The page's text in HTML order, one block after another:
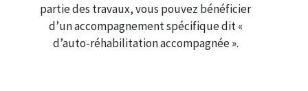
partie des travaux, vous pouvez bénéficier
d’un accompagnement spécifique dit «
d’auto-réhabilitation accompagnée ».